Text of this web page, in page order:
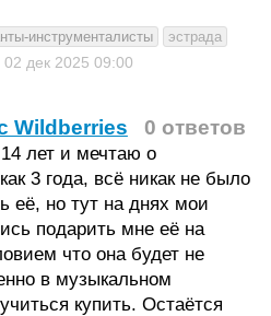
инструменталисты
эстрада
02 дек 2025 09:00
Wildberries 0 ответов
лет и мечтаю о
3 года, всё никак не было
её, но тут на днях мои
подарить мне её на
что она будет не
в музыкальном
купить. Остаётся